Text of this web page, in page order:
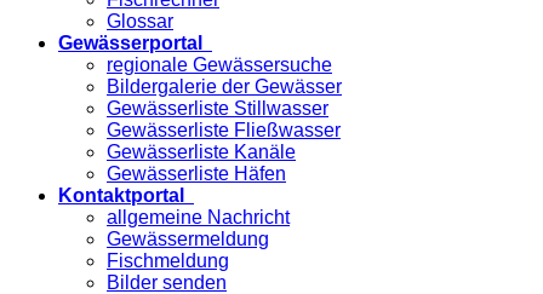
Glossar
Gewässerportal
regionale Gewässersuche
Bildergalerie der Gewässer
Gewässerliste Stillwasser
Gewässerliste Fließwasser
Gewässerliste Kanäle
Gewässerliste Häfen
Kontaktportal
allgemeine Nachricht
Gewässermeldung
Fischmeldung
Bilder senden